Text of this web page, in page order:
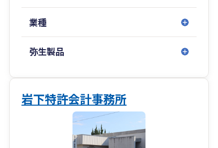
業種
弥生製品
岩下特許会計事務所